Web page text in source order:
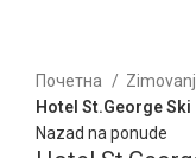
Почетна
Hotel St.George
Nazad na ponude